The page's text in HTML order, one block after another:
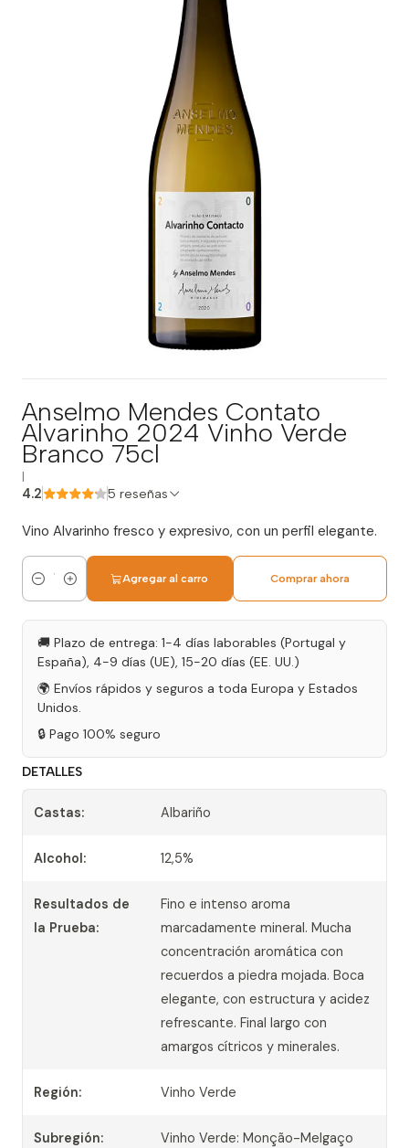
Anselmo Mendes Contato
Alvarinho 2024 Vinho Verde
Branco 75cl
4.2 5 reseñas
Vino Alvarinho fresco y expresivo, con un perfil elegante.
Cantidad
Agregar al carro Comprar ahora
🚚 Plazo de entrega: 1-4 días laborables (Portugal y
España), 4-9 días (UE), 15-20 días (EE. UU.)
🌍 Envíos rápidos y seguros a toda Europa y Estados
Unidos.
🔒 Pago 100% seguro
DETALLES
Castas: Albariño
Alcohol: 12,5%
Resultados de
la Prueba:
Fino e intenso aroma
marcadamente mineral. Mucha
concentración aromática con
recuerdos a piedra mojada. Boca
elegante, con estructura y acidez
refrescante. Final largo con
amargos cítricos y minerales.
Región: Vinho Verde
Subregión: Vinho Verde: Monção-Melgaço